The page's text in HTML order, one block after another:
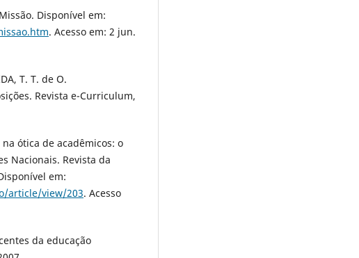
Missão. Disponível em:
. Acesso em: 2 jun.
T. T. de O.
Revista e-Curriculum,
ótica de acadêmicos: o
Nacionais. Revista da
em:
article/view/203. Acesso
da educação